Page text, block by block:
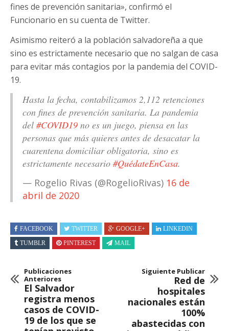
fines de prevención sanitaria», confirmó el
Funcionario en su cuenta de Twitter.
Asimismo reiteró a la población salvadoreña a que
sino es estrictamente necesario que no salgan de casa
para evitar más contagios por la pandemia del COVID-
19.
Hasta la fecha, contabilizamos 2,112 retenciones
con fines de prevención sanitaria. La pandemia
del #COVID19 no es un juego, piensa en las
personas que más quieres antes de desacatar la
cuarentena domiciliar obligatoria, sino es
estrictamente necesario #QuédateEnCasa.
— Rogelio Rivas (@RogelioRivas) 16 de
abril de 2020
FACEBOOK TWITTER GOOGLE+
LINKEDIN
TUMBLR
PINTEREST MAIL
Publicaciones
Anteriores
El Salvador
registra menos
casos de COVID-
19 de los que se
Siguiente Publicar
Red de
hospitales
nacionales están
100%
abastecidas con